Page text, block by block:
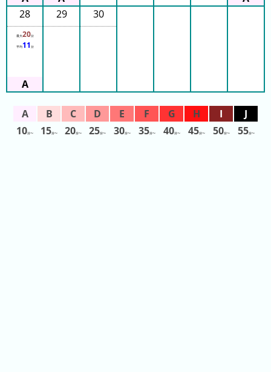
6
前
前
2026
年
28
最大20分
平均11 分
29 30
10分〜 15分〜 20分〜 25分〜 30分〜 35分〜 40分〜 45分〜 50分〜 55分〜